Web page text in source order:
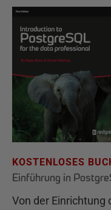
KOSTENLOSES
Einführung in
Von der Einrichtung